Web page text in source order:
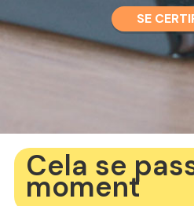
SE
Cela se
moment